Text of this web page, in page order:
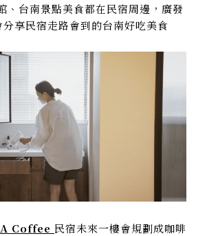
、台南景點美食都在民宿周邊，廣發
享民宿走路會到的台南好吃美食
Coffee 民宿未來一樓會規劃成咖啡